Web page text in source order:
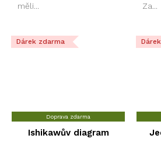
měli...
Za...
Dárek zdarma
Doprava zdarma
Ishikawův diagram